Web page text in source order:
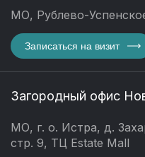
МО, Рублево-
Записаться на визит
Загородный офис
МО, г. о. Истра, д.
стр. 9, ТЦ Estate Mall